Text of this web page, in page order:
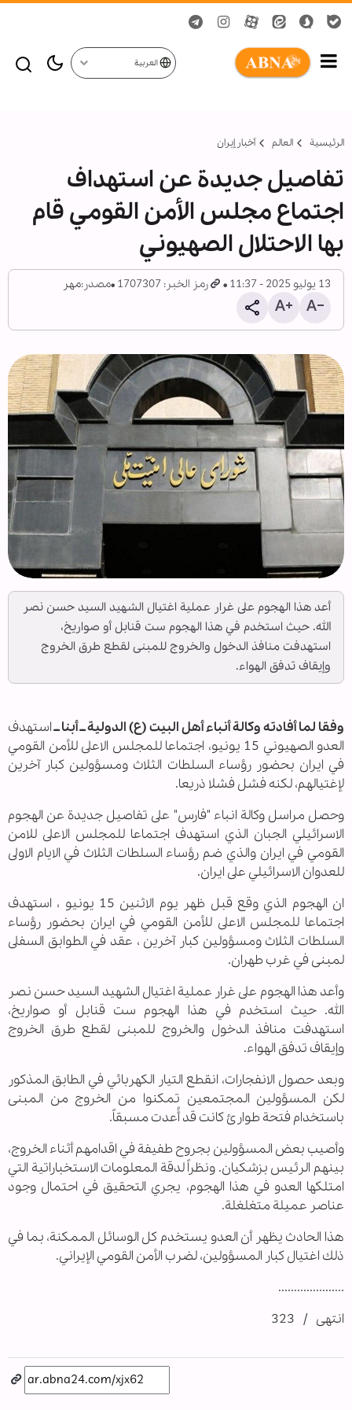
العربية
الرئيسية العالم أخبار إيران
تفاصيل جديدة عن استهداف
اجتماع مجلس الأمن القومي قام
بها الاحتلال الصهيوني
13 يوليو 2025 - 11:37 رمز الخبر: 1707307 مصدر:مهر
أعد هذا الهجوم على غرار عملية اغتيال الشهيد السيد حسن نصر
الله. حيث استخدم في هذا الهجوم ست قنابل أو صواريخ،
استهدفت منافذ الدخول والخروج للمبنى لقطع طرق الخروج
وإيقاف تدفق الهواء.
وفقا لما أفادته وكالة أنباء أهل البيت (ع) الدولية ــ أبنا ــاستهدف
العدو الصهيوني 15 يونيو، اجتماعا للمجلس الاعلى للأمن القومي
في ايران بحضور رؤساء السلطات الثلاث ومسؤولين كبار آخرين
لإغتيالهم، لكنه فشل فشلا ذريعا.
وحصل مراسل وكالة انباء "فارس" على تفاصيل جديدة عن الهجوم
الاسرائيلي الجبان الذي استهدف اجتماعا للمجلس الاعلى للامن
القومي في ايران والذي ضم رؤساء السلطات الثلاث في الايام الاولى
للعدوان الاسرائيلي على ايران.
ان الهجوم الذي وقع قبل ظهر يوم الاثنين 15 يونيو ، استهدف
اجتماعا للمجلس الاعلى للأمن القومي في ايران بحضور رؤساء
السلطات الثلاث ومسؤولين كبار آخرين ، عقد في الطوابق السفلى
لمبنى في غرب طهران.
وأعد هذا الهجوم على غرار عملية اغتيال الشهيد السيد حسن نصر
الله. حيث استخدم في هذا الهجوم ست قنابل أو صواريخ،
استهدفت منافذ الدخول والخروج للمبنى لقطع طرق الخروج
وإيقاف تدفق الهواء.
وبعد حصول الانفجارات، انقطع التيار الكهربائي في الطابق المذكور
لكن المسؤولين المجتمعين تمكنوا من الخروج من المبنى
باستخدام فتحة طوارئ كانت قد أُعدت مسبقاً.
وأصيب بعض المسؤولين بجروح طفيفة في اقدامهم أثناء الخروج،
بينهم الرئيس بزشكيان. ونظراً لدقة المعلومات الاستخباراتية التي
امتلكها العدو في هذا الهجوم، يجري التحقيق في احتمال وجود
عناصر عميلة متغلغلة.
هذا الحادث يظهر أن العدو يستخدم كل الوسائل الممكنة، بما في
ذلك اغتيال كبار المسؤولين، لضرب الأمن القومي الإيراني.
.....................
انتهى / 323